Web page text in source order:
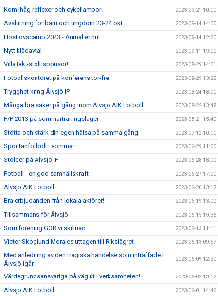
Kom ihåg reflexer och cykellampor! 2023-09-21 10:00
Avslutning för barn och ungdom 23-24 okt 2023-09-14 14:00
Höstlovscamp 2023 - Anmäl er nu! 2023-09-14 12:30
Nytt klädavtal 2023-09-11 19:00
VillaTak -stolt sponsor! 2023-08-29 14:01
Fotbollskontoret på konferens tor-fre 2023-08-29 13:25
Trygghet kring Älvsjö IP 2023-08-24 18:00
Många bra saker på gång inom Älvsjö AIK Fotboll 2023-08-22 13:48
F/P 2013 på sommarträningsläger 2023-08-21 15:40
Stötta och stärk din egen hälsa på samma gång 2023-07-12 10:00
Spontanfotboll i sommar 2023-06-29 11:00
Stölder på Älvsjö IP 2023-06-28 18:00
Fotboll - en god samhällskraft 2023-06-27 17:00
Älvsjö AIK Fotboll 2023-06-20 13:12
Bra erbjudanden från lokala aktörer! 2023-06-19 13:00
Tillsammans för Älvsjö 2023-06-15 19:36
Som förening GÖR vi skillnad 2023-06-13 11:11
Victor Skoglund Morales uttagen till Rikslägret 2023-06-13 09:57
Med anledning av den tragiska händelse som inträffade i
Älvsjö igår
2023-06-09 12:30
Värdegrundsansvariga på väg ut i verksamheten! 2023-06-02 13:12
Älvsjö AIK Fotboll 2023-06-01 14:46